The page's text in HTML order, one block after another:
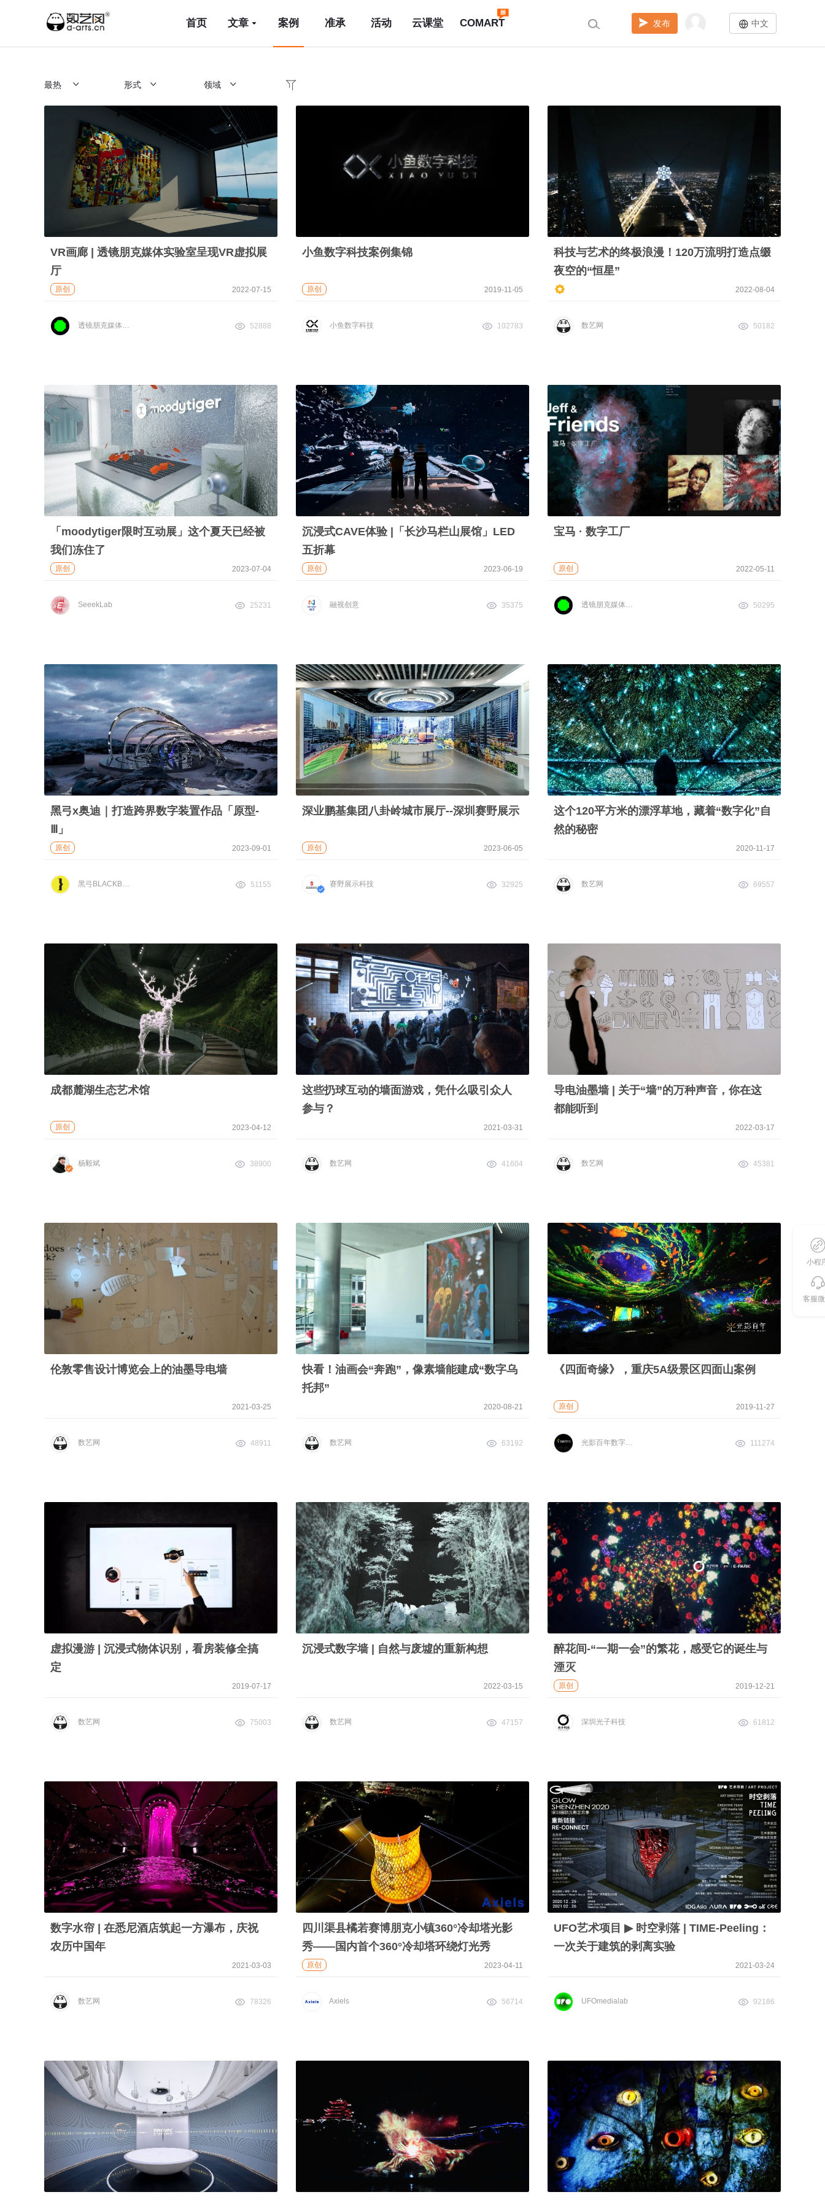
首页 文章 案例 准承 活动 云课堂 COMART 发布 中文
最热 形式 领域
VR画廊 | 透镜朋克媒体实验室呈现VR虚拟展
厅
原创 2022-07-15
透镜朋克媒体实验室 52888
小鱼数字科技案例集锦
原创 2019-11-05
小鱼数字科技 102783
科技与艺术的终极浪漫！120万流明打造点缀
夜空的“恒星”
2022-08-04
数艺网 50182
「moodytiger限时互动展」这个夏天已经被
我们冻住了
原创 2023-07-04
SeeekLab 25231
沉浸式CAVE体验 |「长沙马栏山展馆」LED
五折幕
原创 2023-06-19
融视创意 35375
宝马 · 数字工厂
原创 2022-05-11
透镜朋克媒体实验室 50295
黑弓x奥迪｜打造跨界数字装置作品「原型-
Ⅲ」
原创 2023-09-01
黑弓BLACKBOW 51155
深业鹏基集团八卦岭城市展厅--深圳赛野展示
原创 2023-06-05
赛野展示科技 32925
这个120平方米的漂浮草地，藏着“数字化”自
然的秘密
2020-11-17
数艺网 69557
成都麓湖生态艺术馆
原创 2023-04-12
杨毅斌 38900
这些扔球互动的墙面游戏，凭什么吸引众人
参与？
2021-03-31
数艺网 41604
导电油墨墙 | 关于“墙”的万种声音，你在这
都能听到
2022-03-17
数艺网 45381
伦敦零售设计博览会上的油墨导电墙
2021-03-25
数艺网 48911
快看！油画会“奔跑”，像素墙能建成“数字乌
托邦”
2020-08-21
数艺网 63192
《四面奇缘》，重庆5A级景区四面山案例
原创 2019-11-27
光影百年数字文化 111274
虚拟漫游 | 沉浸式物体识别，看房装修全搞
定
2019-07-17
数艺网 75003
沉浸式数字墙 | 自然与废墟的重新构想
2022-03-15
数艺网 47157
醉花间-“一期一会”的繁花，感受它的诞生与
湮灭
原创 2019-12-21
深圳光子科技 61812
数字水帘 | 在悉尼酒店筑起一方瀑布，庆祝
农历中国年
2021-03-03
数艺网 78326
四川渠县橘若赛博朋克小镇360°冷却塔光影
秀——国内首个360°冷却塔环绕灯光秀
原创 2023-04-11
Axiels 56714
UFO艺术项目 ▶︎ 时空剥落 | TIME-Peeling：
一次关于建筑的剥离实验
2021-03-24
UFOmedialab 92186
小程
客服